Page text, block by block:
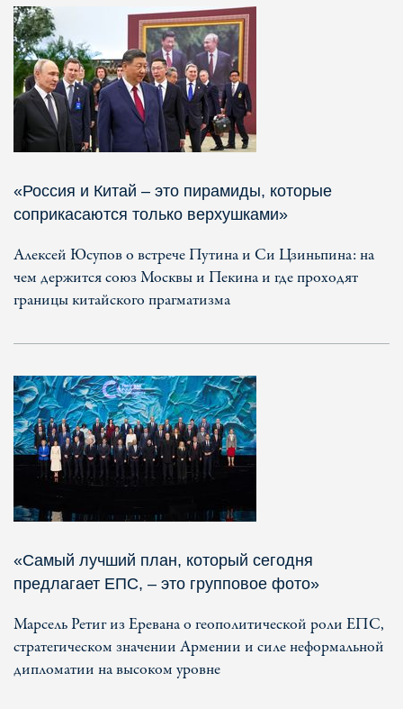
«Россия и Китай – это пирамиды, которые
соприкасаются только верхушками»
Алексей Юсупов о встрече Путина и Си Цзиньпина: на
чем держится союз Москвы и Пекина и где проходят
границы китайского прагматизма
«Самый лучший план, который сегодня
предлагает ЕПС, – это групповое фото»
Марсель Ретиг из Еревана о геополитической роли ЕПС,
стратегическом значении Армении и силе неформальной
дипломатии на высоком уровне